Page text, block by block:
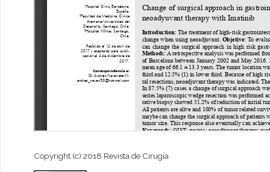
Copyright (c) 2018 Revista de Cirugía